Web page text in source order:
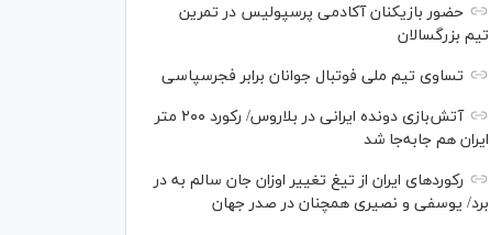
حضور بازیکنان آکادمی پرسپولیس در تمرین
تیم بزرگسالان
تساوی تیم ملی فوتبال جوانان برابر فجرسپاسی
آتش‌بازی دونده ایرانی در بلاروس/ رکورد ۲۰۰ متر
ایران هم جابه‌جا شد
رکورد‌های ایران از تیغ تغییر اوزان جان سالم به در
برد/ یوسفی و نصیری همچنان در صدر جهان